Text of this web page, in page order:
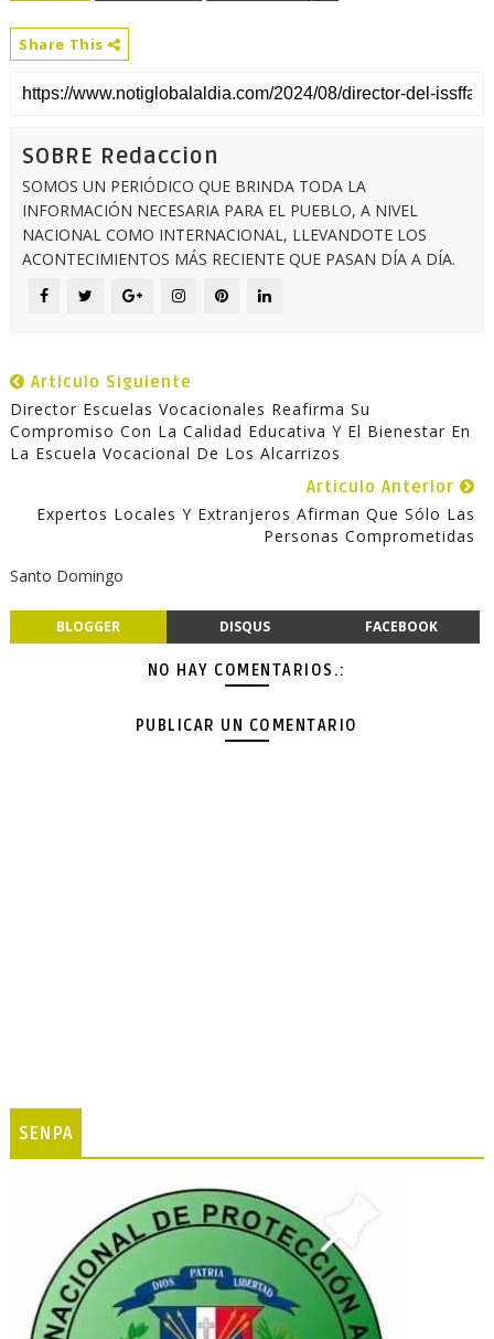
Share This
SOBRE Redaccion
SOMOS UN PERIÓDICO QUE BRINDA TODA LA
INFORMACIÓN NECESARIA PARA EL PUEBLO, A NIVEL
NACIONAL COMO INTERNACIONAL, LLEVANDOTE LOS
ACONTECIMIENTOS MÁS RECIENTE QUE PASAN DÍA A DÍA.
Articulo Siguiente
Director Escuelas Vocacionales Reafirma Su
Compromiso Con La Calidad Educativa Y El Bienestar En
La Escuela Vocacional De Los Alcarrizos
Articulo Anterior
Expertos Locales Y Extranjeros Afirman Que Sólo Las
Personas Comprometidas
Santo Domingo
BLOGGER DISQUS FACEBOOK
NO HAY COMENTARIOS.:
PUBLICAR UN COMENTARIO
SENPA